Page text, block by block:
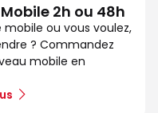
2h ou 48h
ou vous voulez,
? Commandez
mobile en